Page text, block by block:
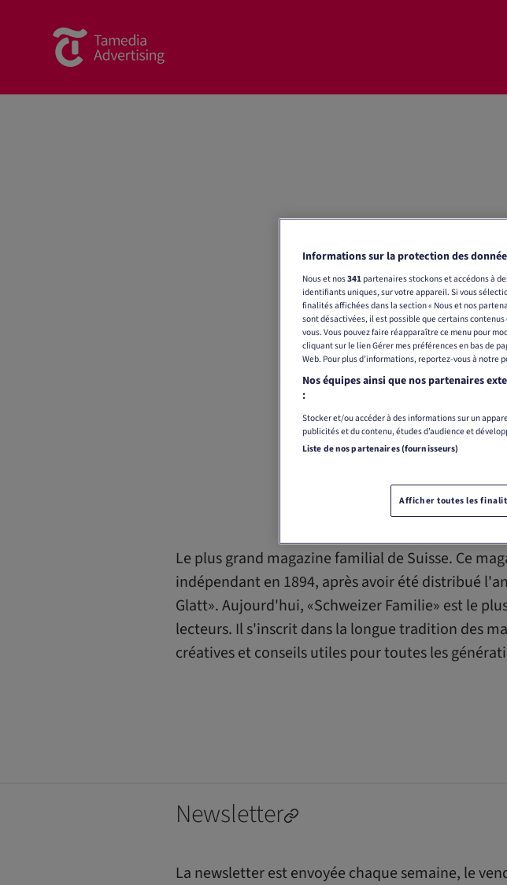
Le plus grand magazine familial de Suisse. Ce
indépendant en 1894, après avoir été distribué
Glatt». Aujourd'hui, «Schweizer Familie» est le
lecteurs. Il s'inscrit dans la longue tradition des
créatives et conseils utiles pour toutes les
Newsletter
La newsletter est envoyée chaque semaine, le
Informations sur la protection des
Nous et nos341partenaires stockons et accédons à
identifiants uniques, sur votre appareil. Si vous
finalités affichées dans la section « Nous et nos
sont désactivées, il est possible que certains
vous. Vous pouvez faire réapparaître ce menu pour
cliquant sur le lien Gérer mes préférences en bas de
Web. Pour plus d’informations, reportez-vous à notre
Nos équipes ainsi que nos partenaires
:
Stocker et/ou accéder à des informations sur un
publicités et du contenu, études d’audience et
Liste de nos partenaires (fournisseurs)
Afficher toutes les